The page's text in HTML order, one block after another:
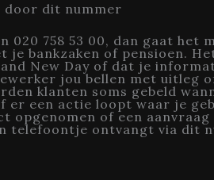
door dit nummer
758 53 00, dan gaat het
je bankzaken of pensioen.
New Day of dat je
jou bellen met uitleg
klanten soms gebeld
er een actie loopt waar je
opgenomen of een aanvraag
telefoontje ontvangt via dit